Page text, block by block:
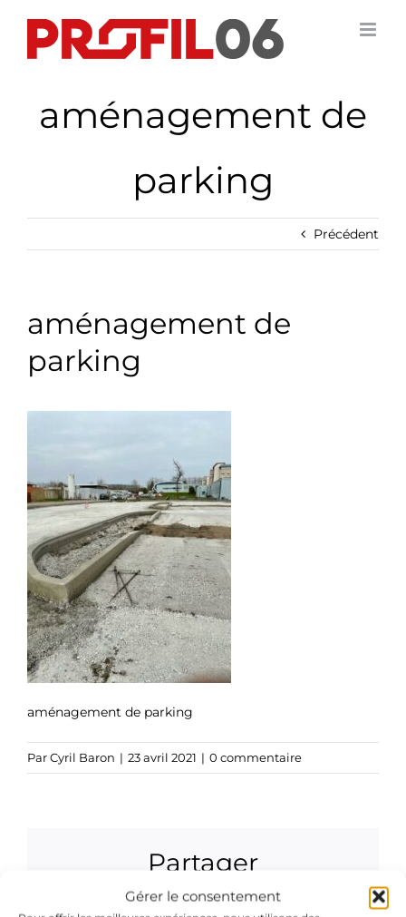
Gérer le consentement
contenu
aménagement de
parking
Précédent
aménagement de
parking
aménagement de parking
ParCyril Baron | 23 avril 2021 | 0 commentaire
Partager
Reddit LinkedInWhatsApp
TumblrPinterest Email